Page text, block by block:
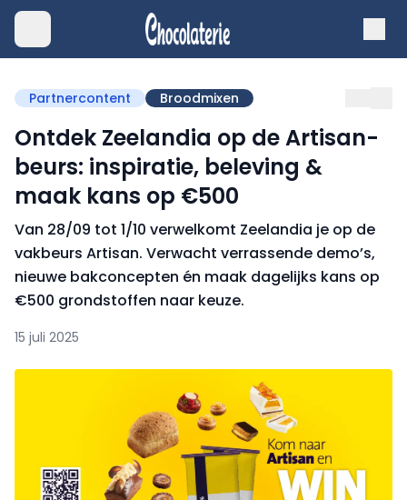
Partnercontent Broodmixen
Ontdek Zeelandia op de Artisan-
beurs: inspiratie, beleving &
maak kans op €500
Van 28/09 tot 1/10 verwelkomt Zeelandia je op de
vakbeurs Artisan. Verwacht verrassende demo’s,
nieuwe bakconcepten én maak dagelijks kans op
€500 grondstoffen naar keuze.
15 juli 2025